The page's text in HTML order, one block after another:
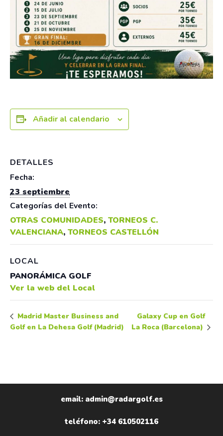
Añadir al calendario
DETALLES
Fecha:
23 septiembre
Categorías del Evento:
OTRAS COMUNIDADES, TORNEOS C.
VALENCIANA, TORNEOS CASTELLÓN
LOCAL
PANORÁMICA GOLF
Ver la web del Local
Madrid Master Business and
Golf en La Dehesa Golf (Madrid)
Galaxy Cup en Golf
La Roca (Barcelona)
email: admin@radargolf.es
teléfono: +34 610502116